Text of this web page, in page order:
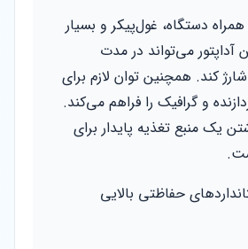
۲۳۰ واتی همراه دستگاه، غول‌پیکر و بسیار
آداپتور می‌تواند در مدت
کند. همچنین توان لازم برای
و گرافیک را فراهم می‌کند.
۱۴۰۵، داشتن یک منبع تغذیه پایدار برای
حفاظتی بالایی